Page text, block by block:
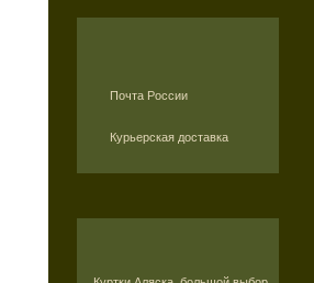
Почта России
Курьерская доставка